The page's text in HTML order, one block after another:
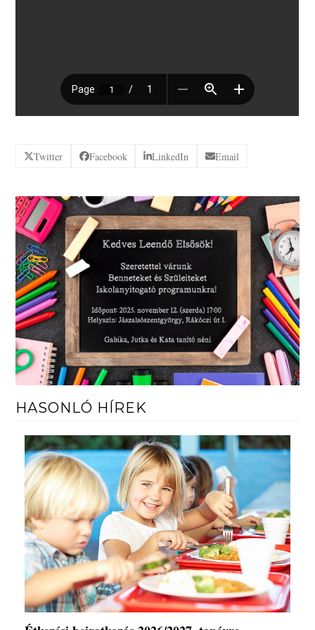
Twitter Facebook LinkedIn Email
HASONLÓ HÍREK